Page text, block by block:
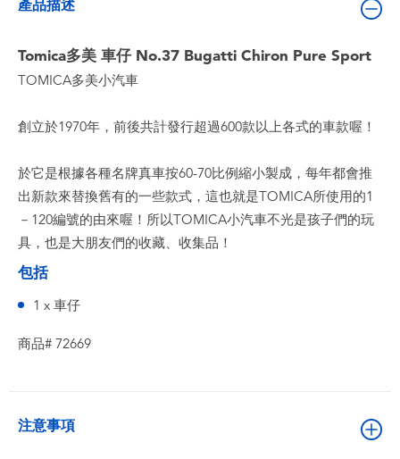
生活精品
產品描述
Tomica多美 車仔 No.37 Bugatti Chiron Pure Sport
TOMICA多美小汽車
創立於1970年，前後共計發行超過600款以上各式的車款喔！
於它是根據各種名牌真車按60-70比例縮小製成，每年都會推
出新款來替換舊有的一些款式，這也就是TOMICA所使用的1
－120編號的由來喔！所以TOMICA小汽車不光是孩子們的玩
具，也是大朋友們的收藏、收集品！
包括
1 x 車仔
商品# 72669
注意事項